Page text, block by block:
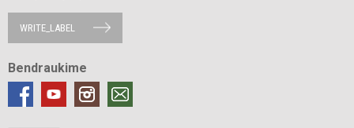
WRITE_LABEL
Bendraukime